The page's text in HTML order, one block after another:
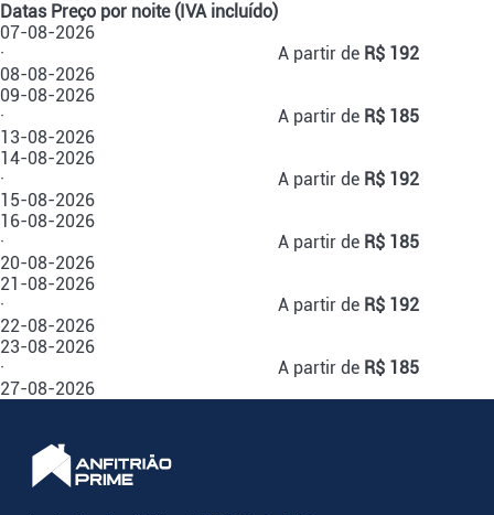
Datas Preço por noite (IVA incluído)
07-08-2026
·
08-08-2026
A partir de R$ 192
09-08-2026
·
13-08-2026
A partir de R$ 185
14-08-2026
·
15-08-2026
A partir de R$ 192
16-08-2026
·
20-08-2026
A partir de R$ 185
21-08-2026
·
22-08-2026
A partir de R$ 192
23-08-2026
·
27-08-2026
A partir de R$ 185